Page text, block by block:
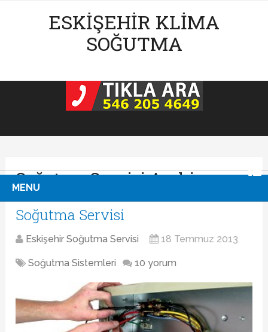
ESKIŞEHIR KLIMA
SOĞUTMA
MENU
Soğutma Servisi Archive
Soğutma Servisi
Eskişehir Soğutma Servisi 18 Temmuz 2013
Soğutma Sistemleri 10 yorum